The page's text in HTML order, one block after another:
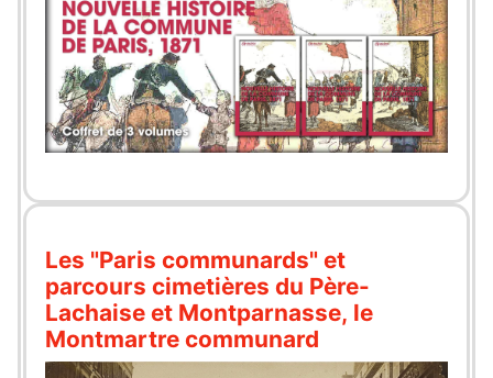
Les "Paris communards" et
parcours cimetières du Père-
Lachaise et Montparnasse, le
Montmartre communard